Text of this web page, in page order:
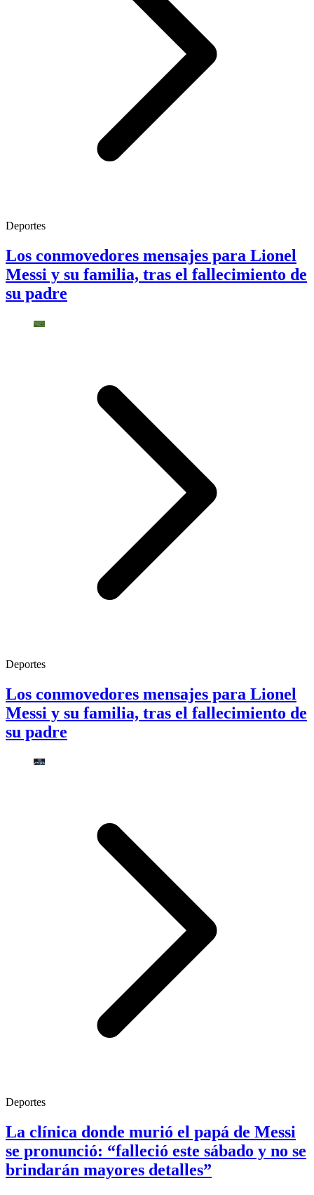
Deportes
Los conmovedores mensajes para Lionel
Messi y su familia, tras el fallecimiento de
su padre
Deportes
Los conmovedores mensajes para Lionel
Messi y su familia, tras el fallecimiento de
su padre
Deportes
La clínica donde murió el papá de Messi
se pronunció: “falleció este sábado y no se
brindarán mayores detalles”